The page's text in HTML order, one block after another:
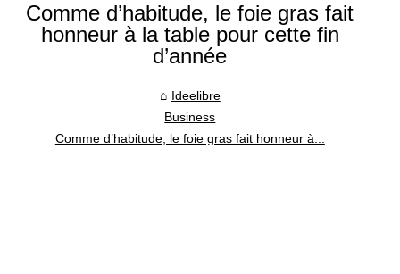
Comme d’habitude, le foie gras fait
honneur à la table pour cette fin
d’année
Ideelibre
Business
Comme d’habitude, le foie gras fait honneur à...